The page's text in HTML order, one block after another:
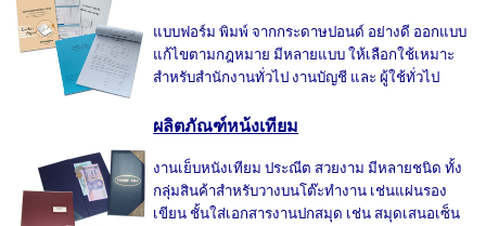
แบบฟอร์ม พิมพ์ จากกระดาษปอนด์ อย่างดี ออกแบบ
แก้ไขตามกฎหมาย มีหลายแบบ ให้เลือกใช้เหมาะ
สำหรับสำนักงานทั่วไป งานบัญชี และ ผู้ใช้ทั่วไป
ผลิตภัณฑ์หน้งเทียม
งานเย็บหนังเทียม ประณีต สวยงาม มีหลายชนิด ทั้ง
กลุ่มสินค้าสำหรับวางบนโต๊ะทำงาน เช่นแผ่นรอง
เขียน ชั้นใส่เอกสารงานปกสมุด เช่น สมุดเสนอเซ็น